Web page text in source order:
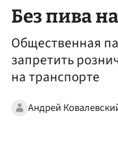
Без пива
Общественная
запретить
на транспорте
Андрей